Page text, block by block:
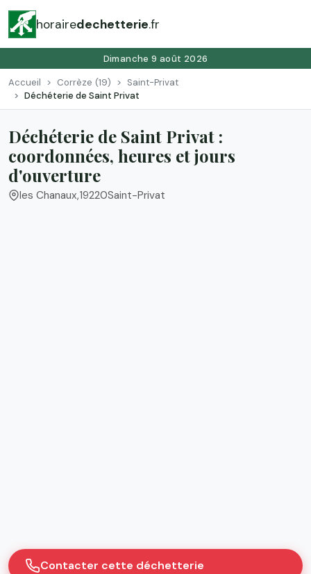
horairedechetterie.fr
Dimanche 9 août 2026
Accueil Corrèze (19)
Saint-Privat
Déchéterie de Saint Privat
Déchéterie de Saint Privat :
coordonnées, heures et jours
d'ouverture
les Chanaux,19220Saint-Privat
Contacter cette déchetterie